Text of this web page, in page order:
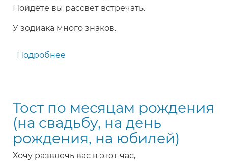
Пойдете вы рассвет встречать.
У зодиака много знаков.
Подробнее
для
каждого
знака
зодиака
Тост по месяцам рождения
(на свадьбу, на день
рождения, на юбилей)
Хочу развлечь вас в этот час,